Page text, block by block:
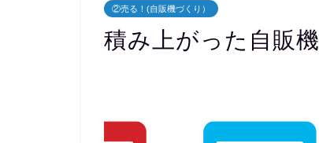
②売る！(自販機づくり）
積み上がった自販機